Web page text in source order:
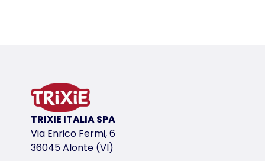
variante di prodotto
variante di prodotto: numero unico del
Misure
ø 13 × 56 cm
TRIXIE ITALIA SPA
Via Enrico Fermi, 6
36045 Alonte (VI)